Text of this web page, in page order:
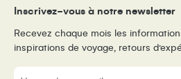
Inscrivez-vous à notre newsletter
Recevez chaque mois les
inspirations de voyage, retours
E-